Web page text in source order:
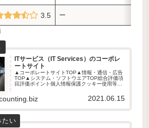
3.5 ー
ITサービス（IT Services）のコーポレ
ートサイト
▲コーポレートサイトTOP▲情報・通信・広告
TOP▲システム・ソフトウエアTOP総合評価項
目評価ポイント個人情報保護クッキー使用等の
訴求ーユーザビリティサイトリンク実装率が約
5割総合ー※2020年6...
2021.06.15